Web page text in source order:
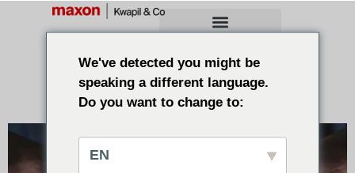
We've detected you might be
speaking a different language.
Do you want to change to:
EN